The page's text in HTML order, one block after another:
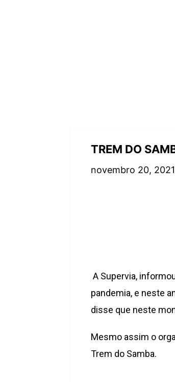
TREM DO
novembro 20, 2021
A Supervia,
pandemia, e neste
disse que neste
Mesmo assim o
Trem do Samba.